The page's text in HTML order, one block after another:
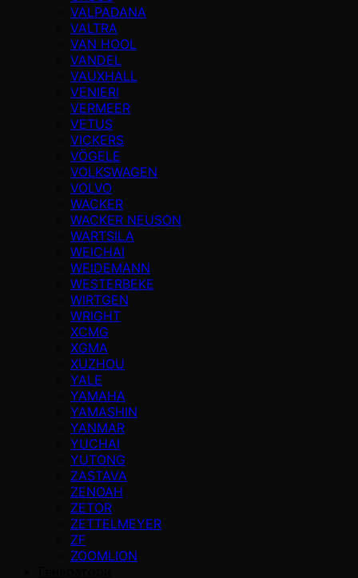
VALPADANA
VALTRA
VAN HOOL
VANDEL
VAUXHALL
VENIERI
VERMEER
VETUS
VICKERS
VÖGELE
VOLKSWAGEN
VOLVO
WACKER
WACKER NEUSON
WARTSILA
WEICHAI
WEIDEMANN
WESTERBEKE
WIRTGEN
WRIGHT
XCMG
XGMA
XUZHOU
YALE
YAMAHA
YAMASHIN
YANMAR
YUCHAI
YUTONG
ZASTAVA
ZENOAH
ZETOR
ZETTELMEYER
ZF
ZOOMLION